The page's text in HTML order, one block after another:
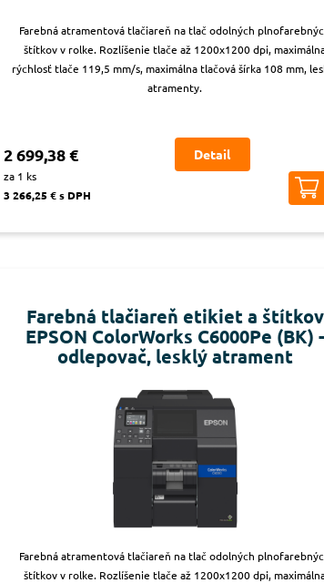
Farebná atramentová tlačiareň na tlač odolných
štítkov v rolke. Rozlíšenie tlače až 1200x1200 dpi,
rýchlosť tlače 119,5 mm/s, maximálna tlačová šírka 108 mm,
atramenty.
2 699,38 €
za 1 ks
3 266,25 € s DPH
Detail
Farebná tlačiareň etikiet a štítkov
EPSON ColorWorks C6000Pe (BK) -
odlepovač, lesklý atrament
Farebná atramentová tlačiareň na tlač odolných
štítkov v rolke. Rozlíšenie tlače až 1200x1200 dpi,